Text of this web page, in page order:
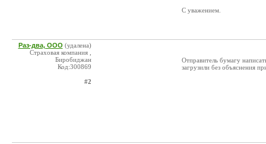
С уважением.
Раз-два, ООО (удалена)
Страховая компания ,
Биробиджан
Код:300869
#2
Отправитель бумагу
загрузили без объяснения